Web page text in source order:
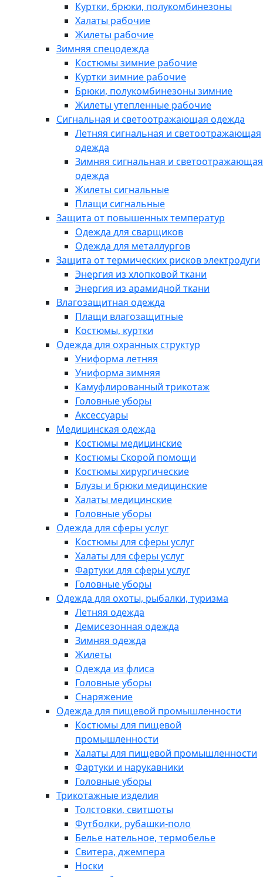
Куртки, брюки, полукомбинезоны
Халаты рабочие
Жилеты рабочие
Зимняя спецодежда
Костюмы зимние рабочие
Куртки зимние рабочие
Брюки, полукомбинезоны зимние
Жилеты утепленные рабочие
Сигнальная и светоотражающая одежда
Летняя сигнальная и светоотражающая
одежда
Зимняя сигнальная и светоотражающая
одежда
Жилеты сигнальные
Плащи сигнальные
Защита от повышенных температур
Одежда для сварщиков
Одежда для металлургов
Защита от термических рисков электродуги
Энергия из хлопковой ткани
Энергия из арамидной ткани
Влагозащитная одежда
Плащи влагозащитные
Костюмы, куртки
Одежда для охранных структур
Униформа летняя
Униформа зимняя
Камуфлированный трикотаж
Головные уборы
Аксессуары
Медицинская одежда
Костюмы медицинские
Костюмы Скорой помощи
Костюмы хирургические
Блузы и брюки медицинские
Халаты медицинские
Головные уборы
Одежда для сферы услуг
Костюмы для сферы услуг
Халаты для сферы услуг
Фартуки для сферы услуг
Головные уборы
Одежда для охоты, рыбалки, туризма
Летняя одежда
Демисезонная одежда
Зимняя одежда
Жилеты
Одежда из флиса
Головные уборы
Снаряжение
Одежда для пищевой промышленности
Костюмы для пищевой
промышленности
Халаты для пищевой промышленности
Фартуки и нарукавники
Головные уборы
Трикотажные изделия
Толстовки, свитшоты
Футболки, рубашки-поло
Белье нательное, термобелье
Свитера, джемпера
Носки